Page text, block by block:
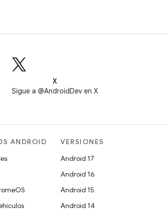
X
Sigue a @AndroidDev en X
ANDROID
VERSIONES
Android 17
Android 16
Android 15
Android 14